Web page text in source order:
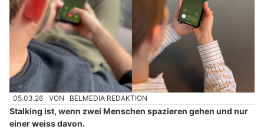
05.03.26 VON BELMEDIA REDAKTION
Stalking ist, wenn zwei Menschen spazieren gehen und nur
einer weiss davon.